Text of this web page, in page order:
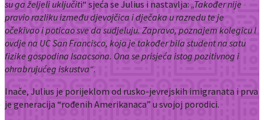
su ga željeli uključiti“ sjeća se Julius i nastavlja: „Također nije
pravio razliku između djevojčica i dječaka u razredu te je
očekivao i poticao sve da sudjeluju. Zapravo, poznajem kolegicu l
ovdje na UC San Francisco, koja je također bila student na satu
fizike gospodina Isaacsona. Ona se prisjeća istog pozitivnog i
ohrabrujućeg iskustva“.
Inače, Julius je porijeklom od rusko-jevrejskih imigranata i prva
je generacija “rođenih Amerikanaca” u svojoj porodici.